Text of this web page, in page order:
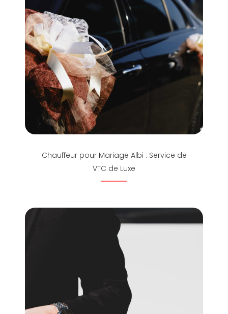
Chauffeur pour Mariage Albi : Service de
VTC de Luxe